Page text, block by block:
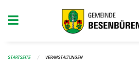
STARTSEITE VERANSTALTUNGEN